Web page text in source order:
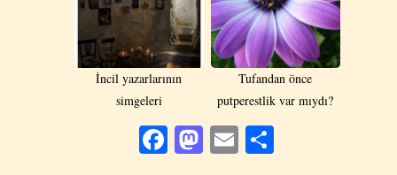
İncil yazarlarının
simgeleri
Tufandan önce
putperestlik var mıydı?
Facebook
Mastodon
Email